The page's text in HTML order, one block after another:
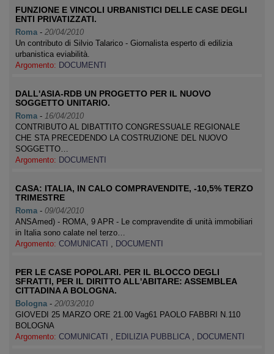
FUNZIONE E VINCOLI URBANISTICI DELLE CASE DEGLI
ENTI PRIVATIZZATI.
Roma - 20/04/2010
Un contributo di Silvio Talarico - Giornalista esperto di edilizia
urbanistica eviabilità.
Argomento: DOCUMENTI
DALL'ASIA-RDB UN PROGETTO PER IL NUOVO
SOGGETTO UNITARIO.
Roma - 16/04/2010
CONTRIBUTO AL DIBATTITO CONGRESSUALE REGIONALE
CHE STA PRECEDENDO LA COSTRUZIONE DEL NUOVO
SOGGETTO…
Argomento: DOCUMENTI
CASA: ITALIA, IN CALO COMPRAVENDITE, -10,5% TERZO
TRIMESTRE
Roma - 09/04/2010
ANSAmed) - ROMA, 9 APR - Le compravendite di unità immobiliari
in Italia sono calate nel terzo…
Argomento: COMUNICATI , DOCUMENTI
PER LE CASE POPOLARI. PER IL BLOCCO DEGLI
SFRATTI, PER IL DIRITTO ALL'ABITARE: ASSEMBLEA
CITTADINA A BOLOGNA.
Bologna - 20/03/2010
GIOVEDI 25 MARZO ORE 21.00 Vag61 PAOLO FABBRI N.110
BOLOGNA
Argomento: COMUNICATI , EDILIZIA PUBBLICA , DOCUMENTI